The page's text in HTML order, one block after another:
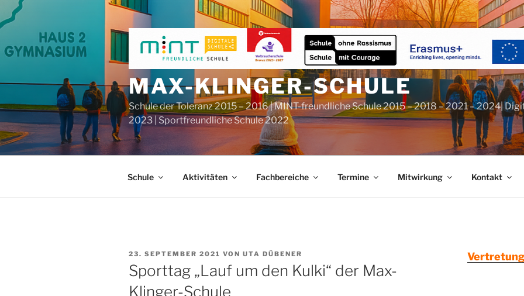
Zum
Inhalt
MAX-KLINGER-SCHULE
Schule der Toleranz 2015 – 2016 | MINT-freundliche Schule 2015 – 2018 – 2021 – 2024|
2023 | Sportfreundliche Schule 2022
Schule Aktivitäten Fachbereiche Termine Mitwirkung Kontakt
VERÖFFENTLICHT
AM
23. SEPTEMBER 2021 VON UTA DÜBENER
Sporttag „Lauf um den Kulki“ der Max-
Klinger-Schule